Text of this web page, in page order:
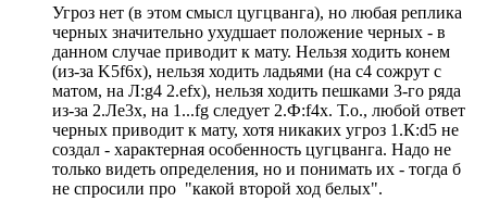
Угроз нет (в этом смысл цугцванга), но любая реплика
черных значительно ухудшает положение черных - в
данном случае приводит к мату. Нельзя ходить конем
(из-за K5f6x), нельзя ходить ладьями (на с4 сожрут с
матом, на Л:g4 2.efx), нельзя ходить пешками 3-го ряда
из-за 2.Лe3x, на 1...fg следует 2.Ф:f4x. Т.о., любой ответ
черных приводит к мату, хотя никаких угроз 1.К:d5 не
создал - характерная особенность цугцванга. Надо не
только видеть определения, но и понимать их - тогда б
не спросили про "какой второй ход белых".